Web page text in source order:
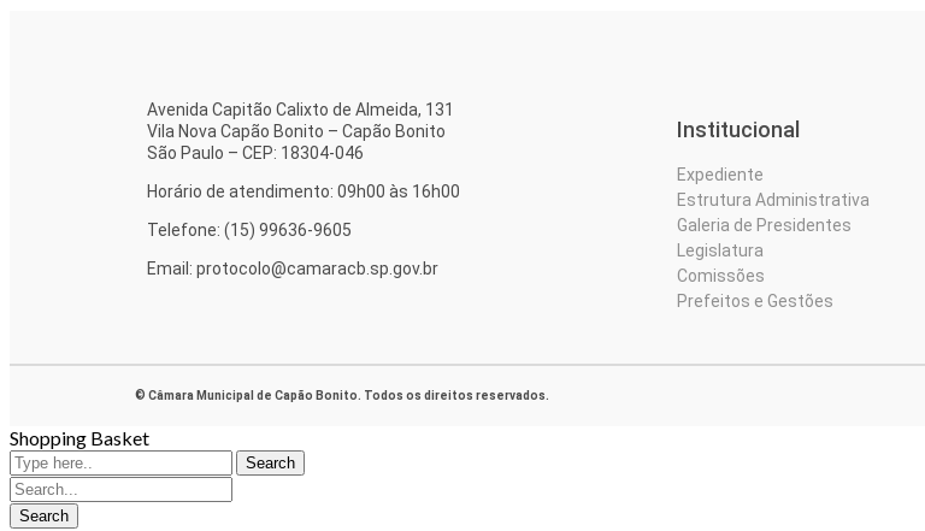
Avenida Capitão Calixto de Almeida, 131
Vila Nova Capão Bonito – Capão Bonito
São Paulo – CEP: 18304-046
Horário de atendimento: 09h00 às 16h00
Telefone: (15) 99636-9605
Email: protocolo@camaracb.sp.gov.br
Institucional
Expediente
Estrutura Administrativa
Galeria de Presidentes
Legislatura
Comissões
Prefeitos e Gestões
© Câmara Municipal de Capão Bonito. Todos os direitos reservados.
Shopping Basket